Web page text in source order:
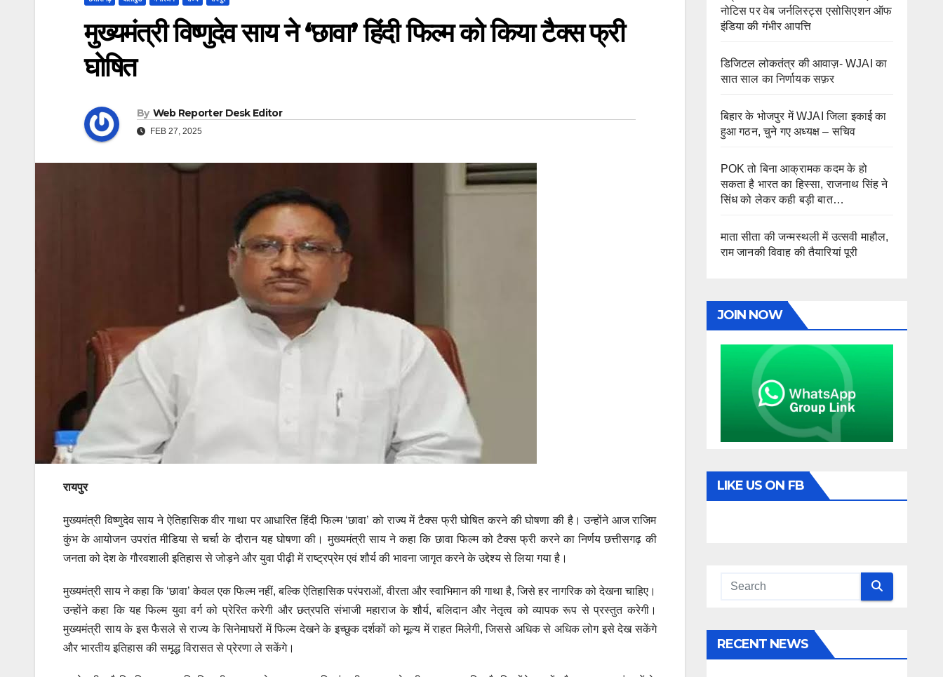
मुख्यमंत्री विष्णुदेव साय ने ‘छावा’ हिंदी फिल्म को किया टैक्स फ्री
घोषित
By Web Reporter Desk Editor
FEB 27, 2025
रायपुर
मुख्यमंत्री विष्णुदेव साय ने ऐतिहासिक वीर गाथा पर आधारित हिंदी फिल्म ‘छावा’ को राज्य में टैक्स फ्री घोषित करने की घोषणा की है। उन्होंने आज राजिम
कुंभ के आयोजन उपरांत मीडिया से चर्चा के दौरान यह घोषणा की। मुख्यमंत्री साय ने कहा कि छावा फिल्म को टैक्स फ्री करने का निर्णय छत्तीसगढ़ की
जनता को देश के गौरवशाली इतिहास से जोड़ने और युवा पीढ़ी में राष्ट्रप्रेम एवं शौर्य की भावना जागृत करने के उद्देश्य से लिया गया है।
मुख्यमंत्री साय ने कहा कि ‘छावा’ केवल एक फिल्म नहीं, बल्कि ऐतिहासिक परंपराओं, वीरता और स्वाभिमान की गाथा है, जिसे हर नागरिक को देखना चाहिए।
उन्होंने कहा कि यह फिल्म युवा वर्ग को प्रेरित करेगी और छत्रपति संभाजी महाराज के शौर्य, बलिदान और नेतृत्व को व्यापक रूप से प्रस्तुत करेगी।
मुख्यमंत्री साय के इस फैसले से राज्य के सिनेमाघरों में फिल्म देखने के इच्छुक दर्शकों को मूल्य में राहत मिलेगी, जिससे अधिक से अधिक लोग इसे देख सकेंगे
और भारतीय इतिहास की समृद्ध विरासत से प्रेरणा ले सकेंगे।
नोटिस पर वेब जर्नलिस्ट्स एसोसिएशन ऑफ
इंडिया की गंभीर आपत्ति
डिजिटल लोकतंत्र की आवाज़- WJAI का
सात साल का निर्णायक सफ़र
बिहार के भोजपुर में WJAI जिला इकाई का
हुआ गठन, चुने गए अध्यक्ष – सचिव
POK तो बिना आक्रामक कदम के हो
सकता है भारत का हिस्सा, राजनाथ सिंह ने
सिंध को लेकर कही बड़ी बात…
माता सीता की जन्मस्थली में उत्सवी माहौल,
राम जानकी विवाह की तैयारियां पूरी
JOIN NOW
LIKE US ON FB
RECENT NEWS